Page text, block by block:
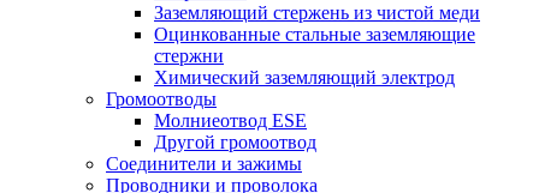
Заземляющий стержень из чистой меди
Оцинкованные стальные заземляющие
стержни
Химический заземляющий электрод
Громоотводы
Молниеотвод ESE
Другой громоотвод
Соединители и зажимы
Проводники и проволока